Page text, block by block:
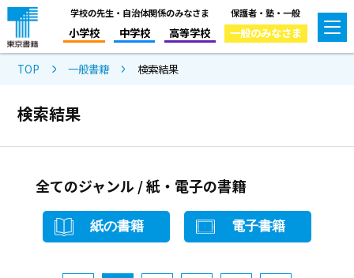
学校の先生・自治体関係のみなさま
小学校 中学校 高等学校
保護者・塾・一般
一般のみなさま
TOP 一般書籍 検索結果
検索結果
全てのジャンル / 紙・電子の書籍
紙の書籍 電子書籍